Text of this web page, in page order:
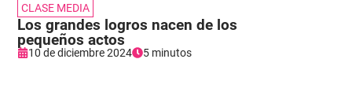
CLASE MEDIA
Los grandes logros nacen de los
pequeños actos
10 de diciembre 2024 5 minutos